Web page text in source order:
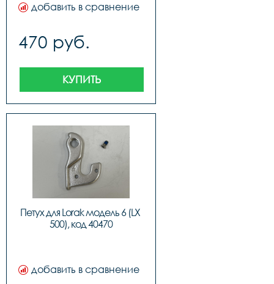
добавить в сравнение
470 руб.
КУПИТЬ
Петух для Lorak модель 6 (LX
500), код 40470
добавить в сравнение